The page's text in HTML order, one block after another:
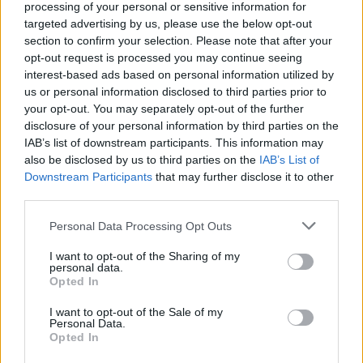
processing of your personal or sensitive information for
targeted advertising by us, please use the below opt-out
section to confirm your selection. Please note that after your
opt-out request is processed you may continue seeing
interest-based ads based on personal information utilized by
us or personal information disclosed to third parties prior to
your opt-out. You may separately opt-out of the further
disclosure of your personal information by third parties on the
IAB’s list of downstream participants. This information may
also be disclosed by us to third parties on the IAB’s List of
Downstream Participants that may further disclose it to other
Please note that this website/app uses one or more Google
not limited to your visit or usage behaviour. You may click to
grant or deny consent to Google and its third-party tags to
use your data for below specified purposes in below Google
consent section.
Personal Data Processing Opt Outs
I want to opt-out of the Sharing of my
personal data.
Opted In
I want to opt-out of the Sale of my
Personal Data.
Opted In
feltörekvő Ryn Weaverrel